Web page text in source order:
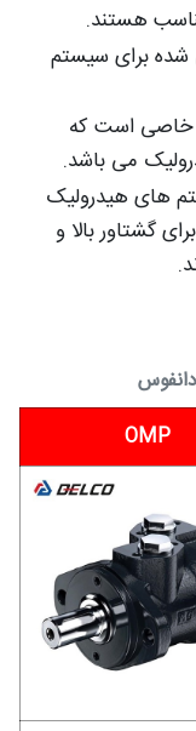
هستند.
شده برای سیستم
خاصی است که
می باشد.
های هیدرولیک
گشتاور بالا و
دانفوس
OMP